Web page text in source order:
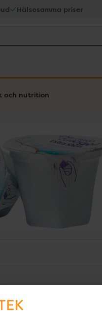
Hälsosamma priser
och nutrition